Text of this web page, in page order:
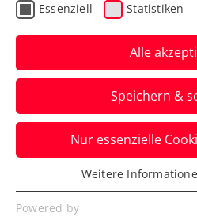
Erste Bank
Erstmals seit
der Setzliste
Halbfinale
Damit kommt es beim
Wien am Samstag im
zu zwei echten
Essenziell Statistiken
Alle
Speichern &
Nur essenzielle
Essenziell
Essenzielle Cookies werden für
Weitere
Powered by